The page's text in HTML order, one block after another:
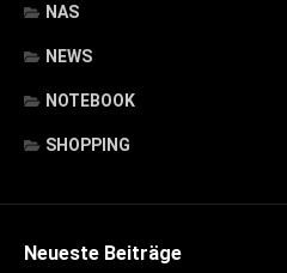
NAS
NEWS
NOTEBOOK
SHOPPING
Neueste Beiträge